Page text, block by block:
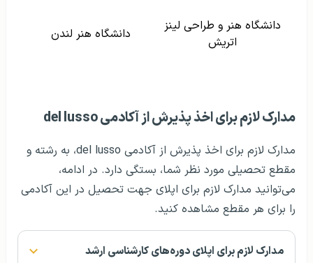
دانشگاه هنر و طراحی لینز
اتریش
دانشگاه هنر لندن
مدارک لازم برای اخذ پذیرش از آکادمی del lusso
مدارک لازم برای اخذ پذیرش از آکادمی del lusso، به رشته و
مقطع تحصیلی مورد نظر شما، بستگی دارد‌. در ادامه،
می‌توانید مدارک لازم برای اپلای جهت تحصیل در این آکادمی
را برای هر مقطع مشاهده کنید.
مدارک لازم برای اپلای دوره‌های کارشناسی ارشد